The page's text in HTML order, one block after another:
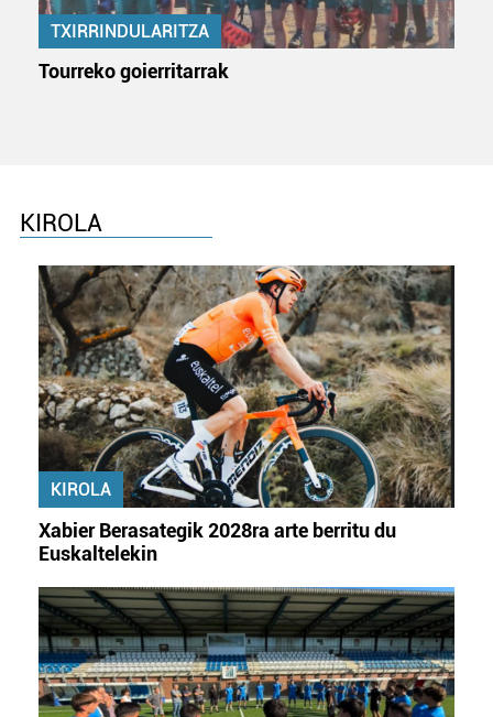
TXIRRINDULARITZA
Tourreko goierritarrak
KIROLA
KIROLA
Xabier Berasategik 2028ra arte berritu du
Euskaltelekin